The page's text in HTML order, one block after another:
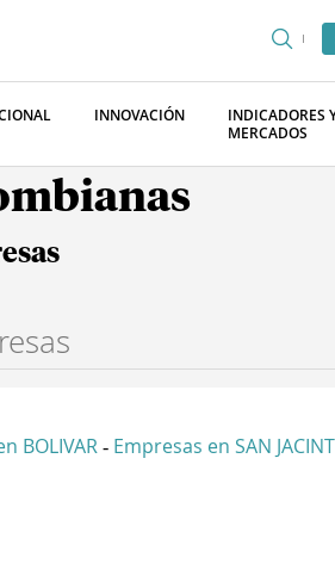
INNOVACIÓN
INDICADORES
MERCADOS
BOLIVAR - Empresas en SAN